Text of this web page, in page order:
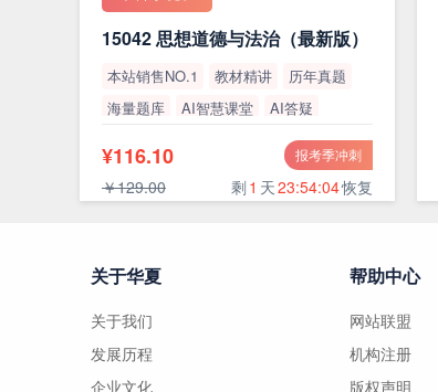
15042 思想道德与法治（最新版）
本站销售NO.1 教材精讲
历年真题
海量题库
AI智慧课堂
AI答疑
报考季冲刺
¥116.10
￥129.00 剩1 天23:54:03恢复
关于华夏
关于我们
发展历程
企业文化
帮助中心
网站联盟
机构注册
版权声明